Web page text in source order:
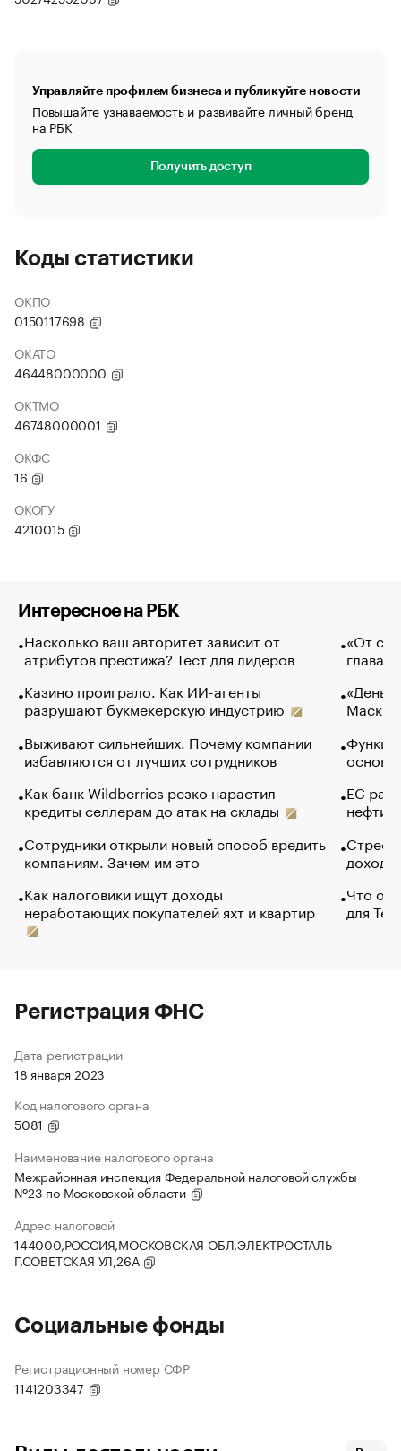
Управляйте профилем бизнеса и публикуйте новости
Повышайте узнаваемость и развивайте личный бренд
на РБК
Получить доступ
Коды статистики
ОКПО
0150117698
ОКАТО
46448000000
ОКТМО
46748000001
ОКФС
16
ОКОГУ
4210015
Интересное на РБК
Насколько ваш авторитет зависит от
атрибутов престижа? Тест для лидеров
Казино проиграло. Как ИИ-агенты
разрушают букмекерскую индустрию
Выживают сильнейших. Почему компании
избавляются от лучших сотрудников
Как банк Wildberries резко нарастил
кредиты селлерам до атак на склады
Сотрудники открыли новый способ вредить
компаниям. Зачем им это
Как налоговики ищут доходы
неработающих покупателей яхт и квартир
«От
глава
Маск в
основ
ЕС
нефти
Что
для
Регистрация ФНС
Дата регистрации
18 января 2023
Код налогового органа
5081
Наименование налогового органа
Межрайонная инспекция Федеральной налоговой службы
№23 по Московской области
Адрес налоговой
144000,РОССИЯ,МОСКОВСКАЯ ОБЛ,ЭЛЕКТРОСТАЛЬ
Г,СОВЕТСКАЯ УЛ,26А
Социальные фонды
Регистрационный номер СФР
1141203347